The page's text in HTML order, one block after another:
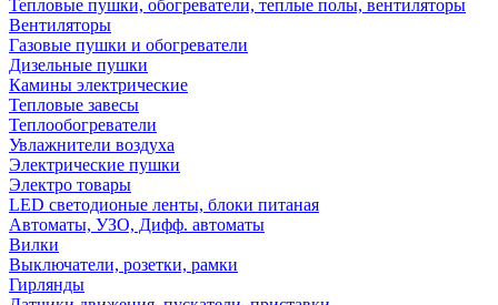
Тепловые пушки, обогреватели, теплые полы, вентиляторы
Вентиляторы
Газовые пушки и обогреватели
Дизельные пушки
Камины электрические
Тепловые завесы
Теплообогреватели
Увлажнители воздуха
Электрические пушки
Электро товары
LED светодионые ленты, блоки питаная
Автоматы, УЗО, Дифф. автоматы
Вилки
Выключатели, розетки, рамки
Гирлянды